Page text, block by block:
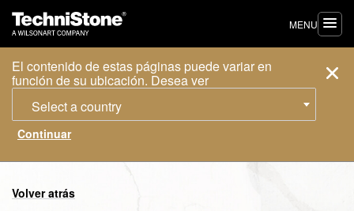
El contenido de estas páginas puede variar en
función de su ubicación. Desea ver
Select a country
MENU
Volver atrás